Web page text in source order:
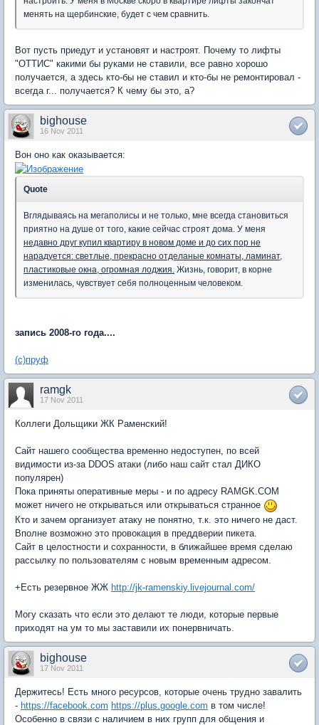
менять на щербинские, будет с чем сравнить.
Вот пусть приедут и установят и настроят. Почему то лифты
"ОТТИС" какими бы руками не ставили, все равно хорошо
получается, а здесь кто-бы не ставил и кто-бы не ремонтировал -
всегда г... получается? К чему бы это, а?
bighouse
16 Nov 2011
Вон оно как оказывается:
Quote
Вглядываясь на мегаполисы и не только, мне всегда становиться
приятно на душе от того, какие сейчас строят дома. У меня
недавно друг купил квартиру в новом доме и до сих пор не
нарадуется: светлые, прекрасно отделаные комнаты, ламинат,
пластиковые окна, огромная лоджия. Жизнь, говорит, в корне
изменилась, чувствует себя полноценным человеком.
запись 2008-го года....
(с)пруф
ramgk
17 Nov 2011
Коллеги Дольщики ЖК Раменский!
Сайт нашего сообщества временно недоступен, по всей
видимости из-за DDOS атаки (либо наш сайт стал ДИКО
популярен)
Пока приняты оперативные меры - и по адресу RAMGK.COM
может ничего не открываться или открываться странное
Кто и зачем организует атаку не понятно, т.к. это ничего не даст.
Вполне возможно это провокация в преддверии пикета.
Сайт в целостности и сохранности, в ближайшее время сделаю
рассылку по пользователям с новым временным адресом.
+Есть резервное ЖЖ http://jk-ramenskiy.livejournal.com/
Могу сказать что если это делают те люди, которые первые
приходят на ум то мы заставили их понервничать.
bighouse
17 Nov 2011
Держитесь! Есть много ресурсов, которые очень трудно завалить
- https://facebook.com https://plus.google.com в том числе!
Особенно в связи с наличием в них групп для общения и